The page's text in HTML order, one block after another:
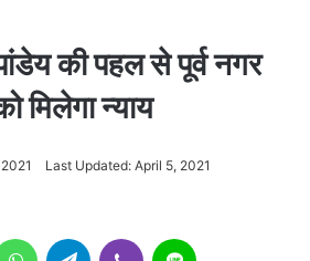
की पहल से पूर्व नगर
मिलेगा न्याय
Last Updated: April 5, 2021
WhatsAppTelegram Viber